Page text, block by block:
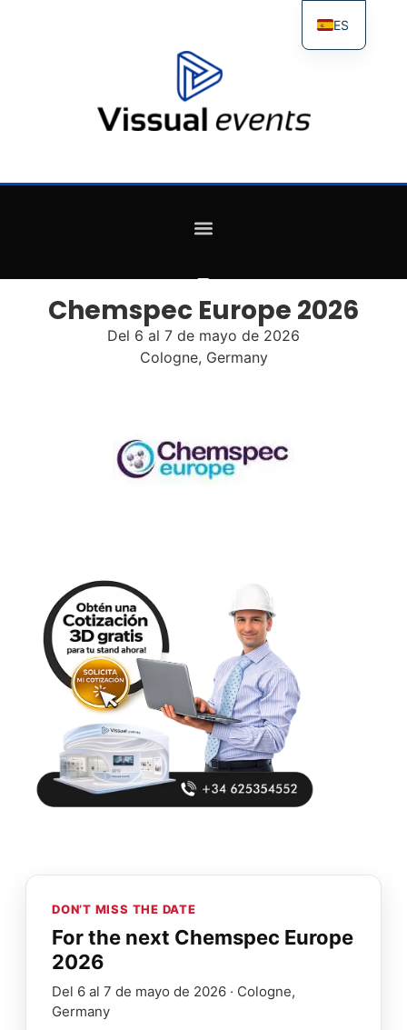
Chemspec Europe 2026
Del 6 al 7 de mayo de 2026
Cologne, Germany
DON’T MISS THE DATE
For the next Chemspec Europe
2026
Del 6 al 7 de mayo de 2026 · Cologne,
Germany
ES
FR